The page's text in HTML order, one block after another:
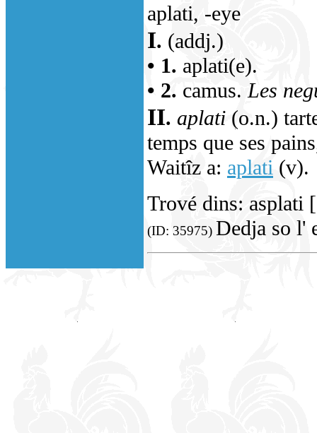
aplati, -eye
I. (addj.)
• 1. aplati(e).
• 2. camus. Les
II. aplati (o.n.)
temps que ses
Waitîz a: aplati (v).
Trové dins: asplati
(ID: 35975) Dedja so l'